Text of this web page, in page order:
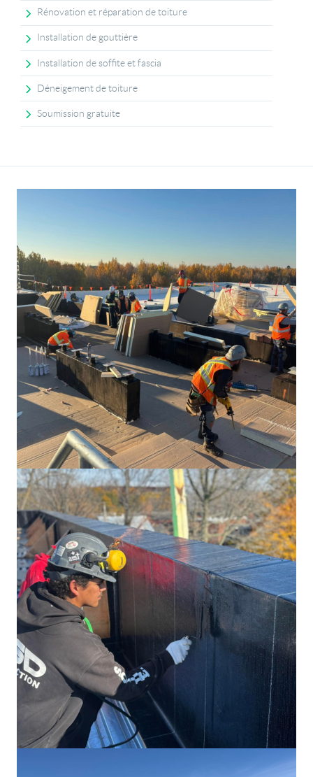
Rénovation et réparation de toiture
Installation de gouttière
Installation de soffite et fascia
Déneigement de toiture
Soumission gratuite